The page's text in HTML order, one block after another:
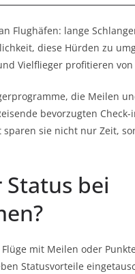
Flughäfen: lange
diese Hürden zu
Vielflieger profitieren
die Meilen
bevorzugten
sie nicht nur Zeit,
bei
mit Meilen oder
Statusvorteile